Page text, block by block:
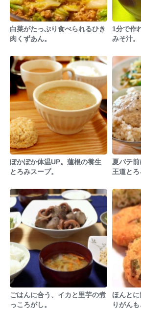
白菜がたっぷり食べられるひき
肉くずあん。
1分で作
みそ汁。
ぽかぽか体温UP。蓮根の養生
とろみスープ。
夏バテ前
王道とろ
ごはんに合う、イカと里芋の煮
っころがし。
ほんと
りがんも